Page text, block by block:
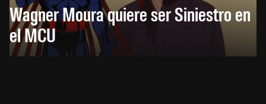
Wagner Moura quiere ser Siniestro en
el MCU